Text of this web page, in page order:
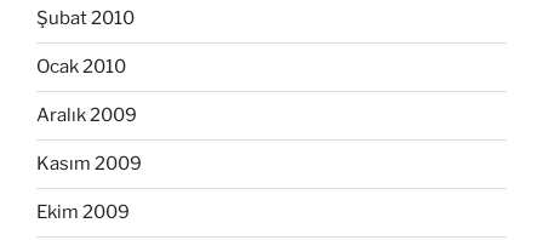
Şubat 2010
Ocak 2010
Aralık 2009
Kasım 2009
Ekim 2009